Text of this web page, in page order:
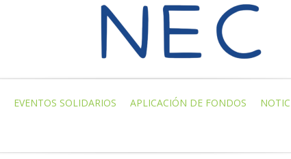
EVENTOS SOLIDARIOS APLICACIÓN DE FONDOS